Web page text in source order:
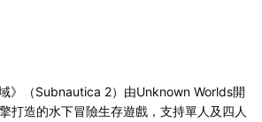
》（Subnautica 2）由Unknown Worlds開
打造的水下冒險生存遊戲，支持單人及四人